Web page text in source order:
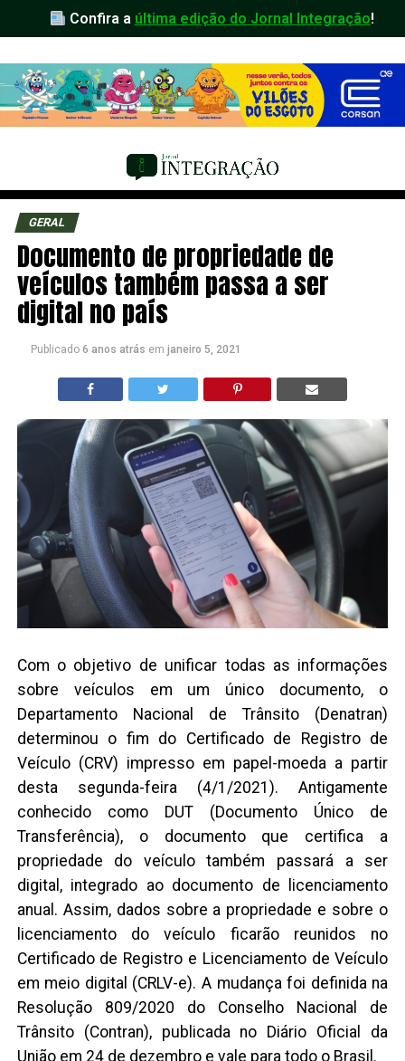
Confira a última edição do Jornal Integração!
GERAL
Documento de propriedade de
veículos também passa a ser
digital no país
Publicado 6 anos atrás em janeiro 5, 2021
Com o objetivo de unificar todas as informações
sobre veículos em um único documento, o
Departamento Nacional de Trânsito (Denatran)
determinou o fim do Certificado de Registro de
Veículo (CRV) impresso em papel-moeda a partir
desta segunda-feira (4/1/2021). Antigamente
conhecido como DUT (Documento Único de
Transferência), o documento que certifica a
propriedade do veículo também passará a ser
digital, integrado ao documento de licenciamento
anual. Assim, dados sobre a propriedade e sobre o
licenciamento do veículo ficarão reunidos no
Certificado de Registro e Licenciamento de Veículo
em meio digital (CRLV-e). A mudança foi definida na
Resolução 809/2020 do Conselho Nacional de
Trânsito (Contran), publicada no Diário Oficial da
União em 24 de dezembro e vale para todo o Brasil.